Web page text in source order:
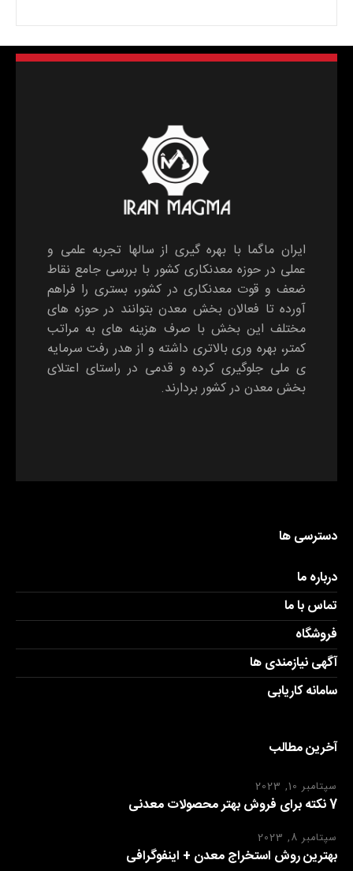
ایران ماگما با بهره گیری از سالها تجربه علمی و
عملی در حوزه معدنکاری کشور با بررسی جامع نقاط
ضعف و قوت معدنکاری در کشور، بستری را فراهم
آورده تا فعالان بخش معدن بتوانند در حوزه های
مختلف این بخش با صرف هزینه های به مراتب
کمتر، بهره وری بالاتری داشته و از هدر رفت سرمایه
ی ملی جلوگیری کرده و قدمی در راستای اعتلای
بخش معدن در کشور بردارند.
دسترسی ها
درباره ما
تماس با ما
فروشگاه
آگهی نیازمندی ها
سامانه کاریابی
آخرین مطالب
سپتامبر 10, 2023
7 نکته برای فروش بهتر محصولات معدنی
سپتامبر 8, 2023
بهترین روش استخراج معدن + اینفوگرافی